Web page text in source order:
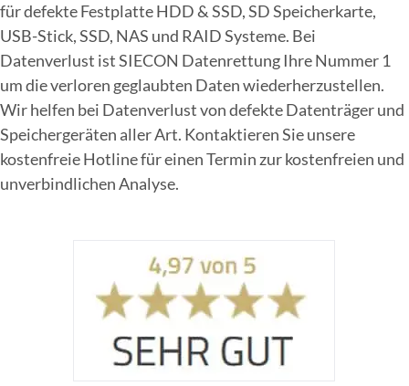
Über uns
Online Sofort Analyse
für defekte Festplatte HDD & SSD, SD Speicherkarte,
USB-Stick, SSD, NAS und RAID Systeme. Bei
Datenverlust ist SIECON Datenrettung Ihre Nummer 1
um die verloren geglaubten Daten wiederherzustellen.
Wir helfen bei Datenverlust von defekte Datenträger und
Speichergeräten aller Art. Kontaktieren Sie unsere
kostenfreie Hotline für einen Termin zur kostenfreien und
unverbindlichen Analyse.